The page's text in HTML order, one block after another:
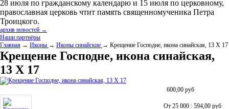
28 июля по гражданскому календарю и 15 июля по церковному,
православная церковь чтит память священномученика Петра
Троицкого.
архив новостей →
Наши партнёры
Главная → Иконы → Иконы синайские → Крещение Господне, икона синайская, 13 Х 17
Крещение Господне, икона синайская,
13 Х 17
600,00 руб
От 25 000 : 594,00 руб